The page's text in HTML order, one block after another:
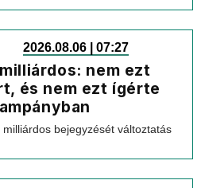
2026.08.06 | 07:27
nem ezt
és nem ezt ígérte
bejegyzését változtatás